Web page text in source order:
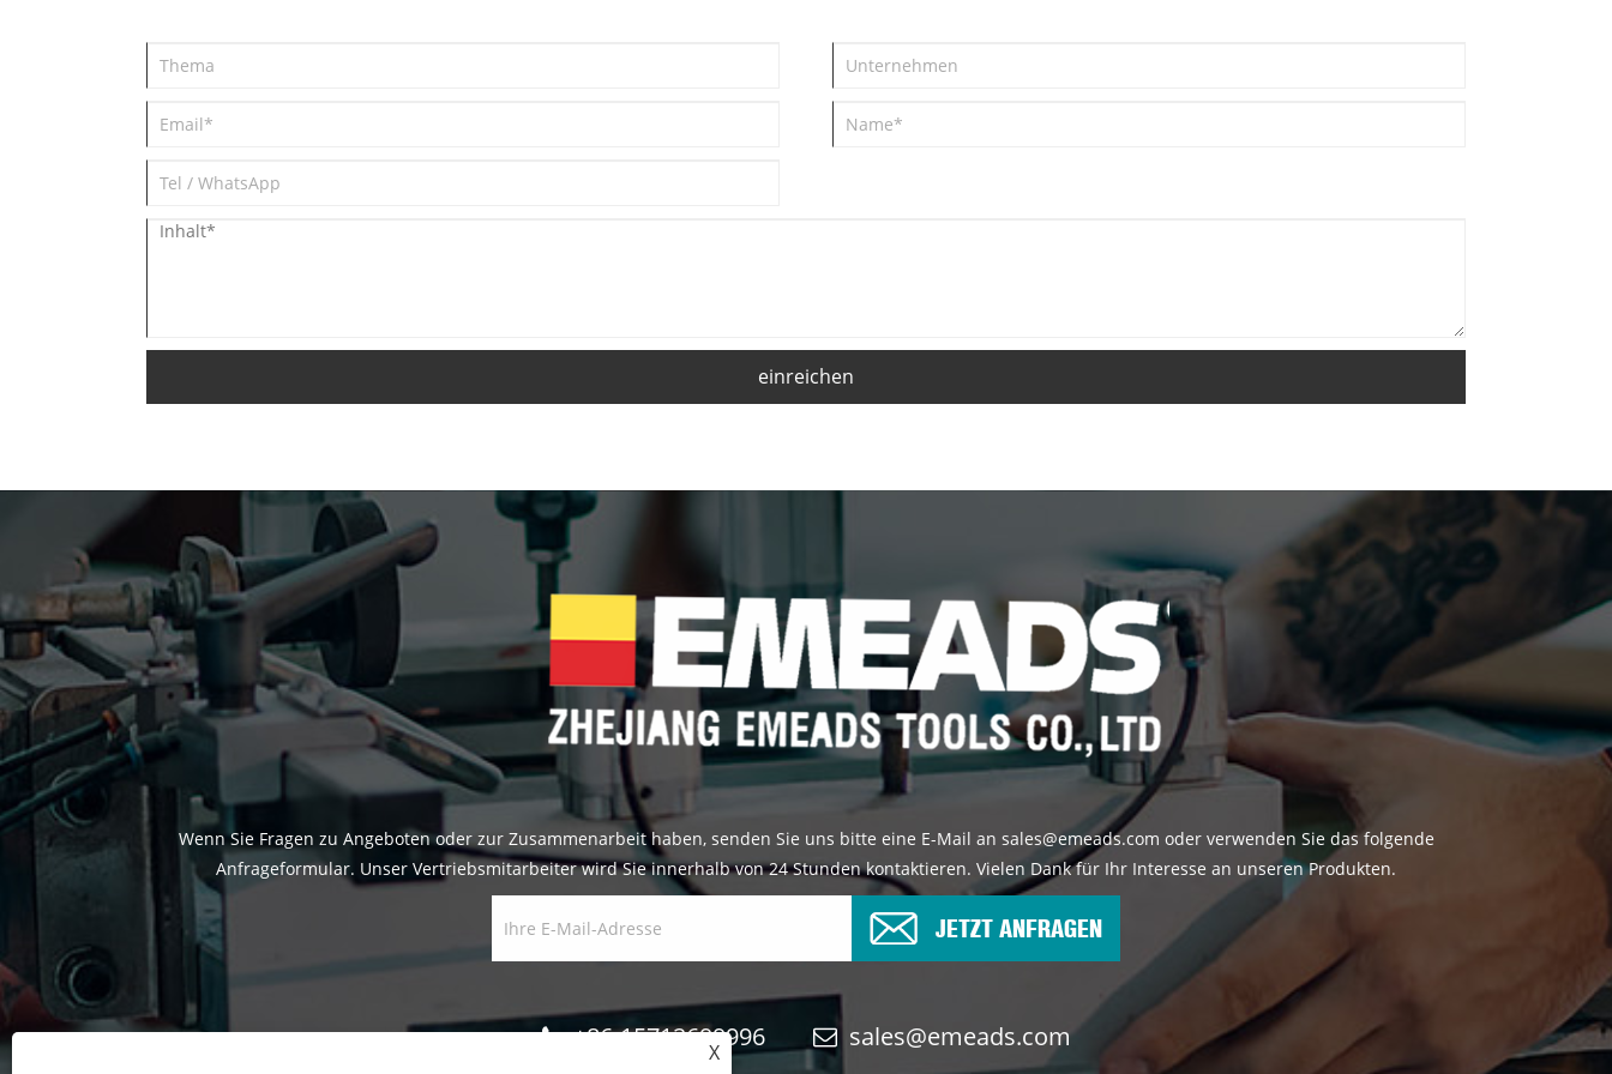
gewonnen mehr als 40 nationale
Patente. Das Unternehmen hat den
Sprung von der Fertigung zur
intelligenten Fertigung geschafft,
und danach zu streben, es auf eine
wissenschaftlichere Weise zu
einreichen
Wenn Sie Fragen zu Angeboten oder zur Zusammenarbeit haben, senden Sie uns bitte eine E-Mail an sales@emeads.com oder verwenden Sie das folgende
Anfrageformular. Unser Vertriebsmitarbeiter wird Sie innerhalb von 24 Stunden kontaktieren. Vielen Dank für Ihr Interesse an unseren Produkten.
JETZT ANFRAGEN
+86-15712699996 sales@emeads.com
X